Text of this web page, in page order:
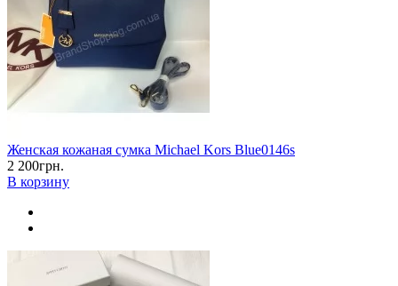
Женская кожаная сумка Michael Kors Blue0146s
2 200грн.
В корзину